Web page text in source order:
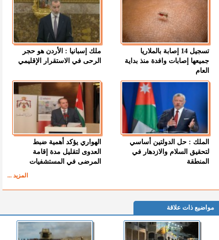
تسجيل 14 إصابة بالملاريا
جميعها إصابات وافدة منذ بداية
العام
ملك إسبانيا : الأردن هو حجر
الرحى في الاستقرار الإقليمي
الملك : حل الدولتين أساسي
لتحقيق السلام والازدهار في
المنطقة
الهواري يؤكد أهمية ضبط
العدوى لتقليل مدة إقامة
المرضى في المستشفيات
المزيد ...
مواضيع ذات علاقة